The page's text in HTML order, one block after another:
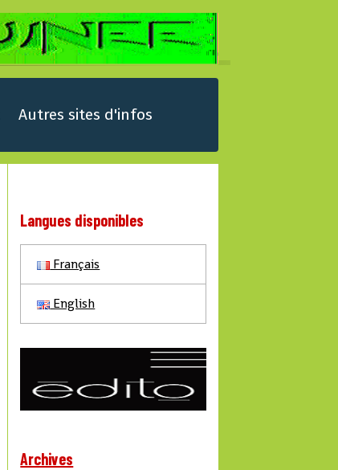
Autres sites d'infos
Langues disponibles
Français
English
Archives